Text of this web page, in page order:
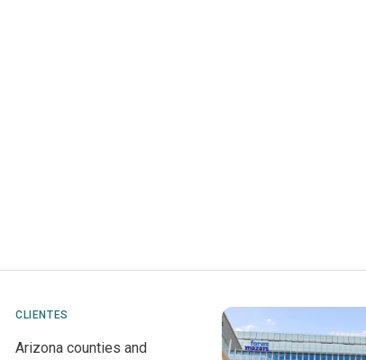
CLIENTES
Arizona counties and